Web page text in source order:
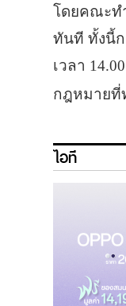
โดยคณะท
ทันที ทั้งนี้ก
เวลา
กฎหมายที่
ไอที